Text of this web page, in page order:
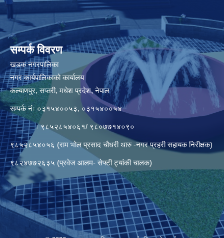
सम्पर्क विवरण
खडक नगरपालिका
नगर कार्यपालिकाको कार्यालय
कल्याणपुर, सप्तरी, मधेश प्रदेश, नेपाल
सम्पर्क नंः ०३१५४००५३, ०३१५४००५४
ः ९८५२८५४०६१/ ९८०७७१४०९०
९८५२८५४०५६ (राम भोल प्रसाद चौधरी थारु -नगर प्रहरी सहायक निरीक्षक)
९८२४७७२६३५ (प्रवेज आलम- सेफ्टी ट्यांकी चालक)